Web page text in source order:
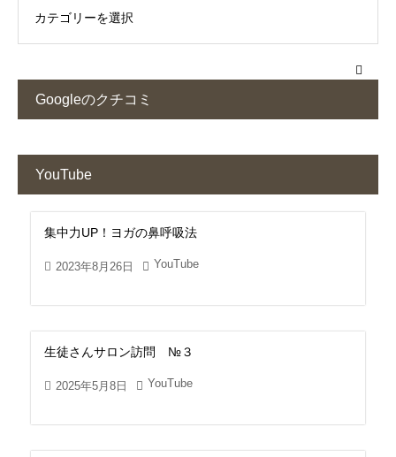
Googleのクチコミ
YouTube
集中力UP！ヨガの鼻呼吸法
2023年8月26日 YouTube
生徒さんサロン訪問 №３
2025年5月8日 YouTube